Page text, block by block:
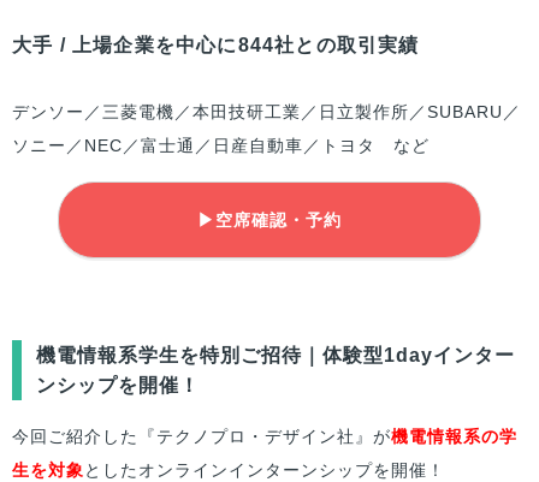
大手 / 上場企業を中心に844社との取引実績
デンソー／三菱電機／本田技研工業／日立製作所／SUBARU／
ソニー／NEC／富士通／日産自動車／トヨタ など
▶空席確認・予約
機電情報系学生を特別ご招待｜体験型1dayインター
ンシップを開催！
今回ご紹介した『テクノプロ・デザイン社』が機電情報系の学
生を対象 としたオンラインインターンシップを開催！